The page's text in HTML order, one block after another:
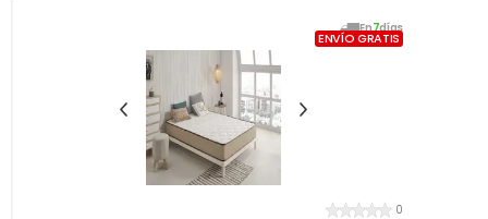
En7días
ENVÍO GRATIS
0